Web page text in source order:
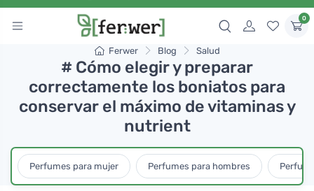
0
Ferwer Blog Salud
# Cómo elegir y preparar
correctamente los boniatos para
conservar el máximo de vitaminas y
nutrient
Perfumes para mujer Perfumes para hombres